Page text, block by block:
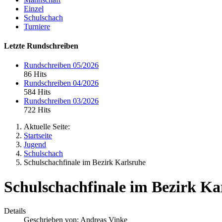
Einzel
Schulschach
Turniere
Letzte Rundschreiben
Rundschreiben 05/2026
86 Hits
Rundschreiben 04/2026
584 Hits
Rundschreiben 03/2026
722 Hits
Aktuelle Seite:
Startseite
Jugend
Schulschach
Schulschachfinale im Bezirk Karlsruhe
Schulschachfinale im Bezirk
Details
Geschrieben von: Andreas Vinke